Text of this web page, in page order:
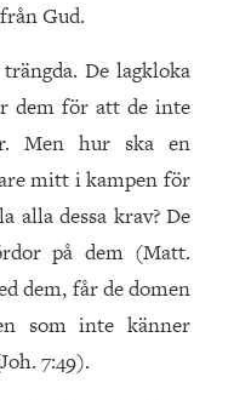
Gud.
De lagkloka
dem för att de inte
Men hur ska en
mitt i kampen för
alla dessa krav? De
på dem (Matt.
dem, får de domen
som inte känner
7:49).